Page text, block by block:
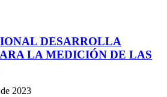
DESARROLLA
LA MEDICIÓN DE LAS
2023